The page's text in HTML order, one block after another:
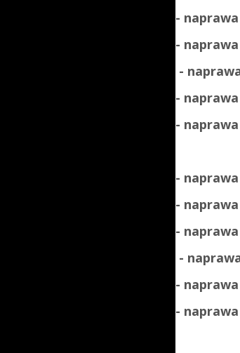
-
-
-
-
-
-
-
- naprawa
-
- naprawa
- naprawa